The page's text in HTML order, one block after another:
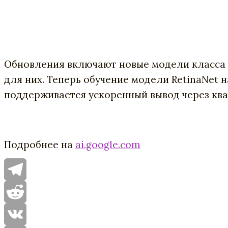
Обновления включают новые модели класса
для них. Теперь обучение модели RetinaNet
поддерживается ускоренный вывод через
Подробнее на ai.google.com
Telegram
Reddit